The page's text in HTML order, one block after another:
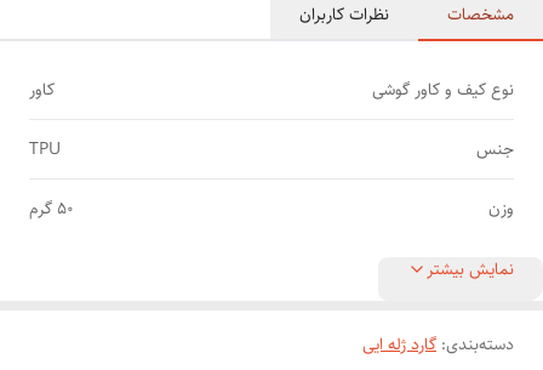
مشخصات نظرات کاربران
نوع کیف و کاور گوشی کاور
جنس TPU
وزن 50 گرم
نمایش بیشتر
دسته‌بندی: گارد ژله ایی